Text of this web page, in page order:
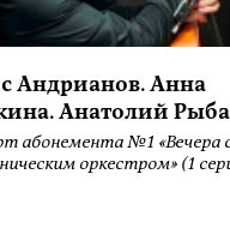
Андрианов. Анна
Анатолий
абонемента №1 «Вечера
оркестром» (1